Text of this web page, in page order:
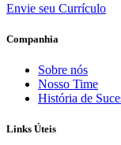
Envie seu Currículo
Companhia
Sobre nós
Nosso Time
História de
Links Úteis